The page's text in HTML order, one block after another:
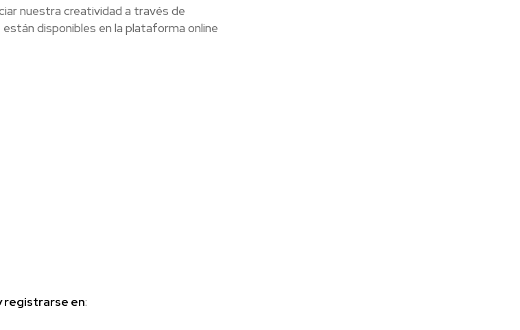
nuestra creatividad a través de
disponibles en la plataforma online
registrarse en: